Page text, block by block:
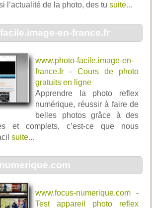
l’actualité de la photo, des tu suite...
en-france.fr
www.photo-facile.image-en-
france.fr - Cours de photo
gratuits en ligne
Apprendre la photo reflex
numérique, réussir à faire de
belles photos grâce à des
et complets, c’est-ce que nous
suite...
www.focus-numerique.com -
Test appareil photo reflex